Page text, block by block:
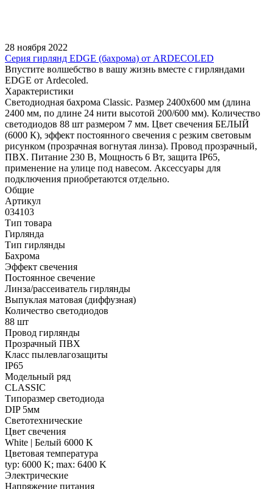
28 ноября 2022
Серия гирлянд EDGE (бахрома) от ARDECOLED
Впустите волшебство в вашу жизнь вместе с гирляндами
EDGE от Ardecoled.
Характеристики
Светодиодная бахрома Classic. Размер 2400x600 мм (длина
2400 мм, по длине 24 нити высотой 200/600 мм). Количество
светодиодов 88 шт размером 7 мм. Цвет свечения БЕЛЫЙ
(6000 К), эффект постоянного свечения с резким световым
рисунком (прозрачная вогнутая линза). Провод прозрачный,
ПВХ. Питание 230 В, Мощность 6 Вт, защита IP65,
применение на улице под навесом. Аксессуары для
подключения приобретаются отдельно.
Общие
Артикул
034103
Тип товара
Гирлянда
Тип гирлянды
Бахрома
Эффект свечения
Постоянное свечение
Линза/рассеиватель гирлянды
Выпуклая матовая (диффузная)
Количество светодиодов
88 шт
Провод гирлянды
Прозрачный ПВХ
Класс пылевлагозащиты
IP65
Модельный ряд
CLASSIC
Типоразмер светодиода
DIP 5мм
Светотехнические
Цвет свечения
White | Белый 6000 K
Цветовая температура
typ: 6000 K; max: 6400 K
Электрические
Напряжение питания